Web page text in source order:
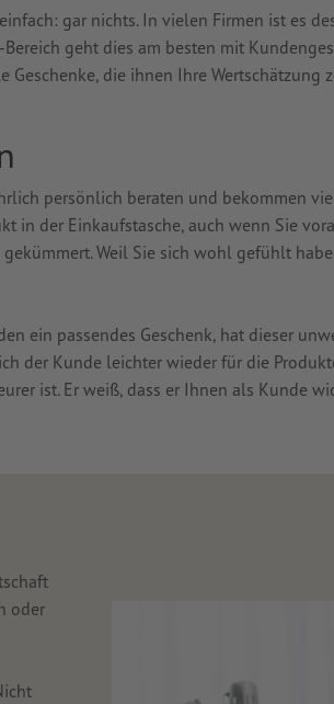
gar nichts. In vielen Firmen ist es
geht dies am besten mit
die ihnen Ihre Wertschätzung
persönlich beraten und bekommen
in der Einkaufstasche, auch wenn Sie
Weil Sie sich wohl gefühlt
ein passendes Geschenk, hat dieser
der Kunde leichter wieder für die
ist. Er weiß, dass er Ihnen als Kunde
oder